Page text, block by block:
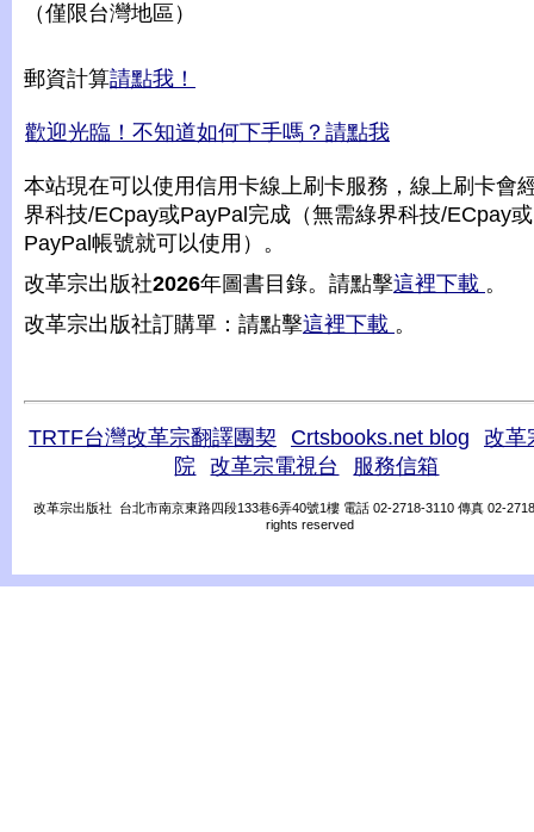
（僅限台灣地區）
郵資計算請點我！
歡迎光臨！不知道如何下手嗎？請點我
本站現在可以使用信用卡線上刷卡服務，線上刷卡會
界科技/ECpay或PayPal完成（無需綠界科技/ECpay或
PayPal帳號就可以使用）。
改革宗出版社2026年圖書目錄。請點擊這裡下載 。
改革宗出版社訂購單：請點擊這裡下載 。
TRTF台灣改革宗翻譯團契 Crtsbooks.net blog
改革
院
改革宗電視台 服務信箱
改革宗出版社 台北市南京東路四段133巷6弄40號1樓 電話 02-2718-3110 傳真 02-
rights reserved